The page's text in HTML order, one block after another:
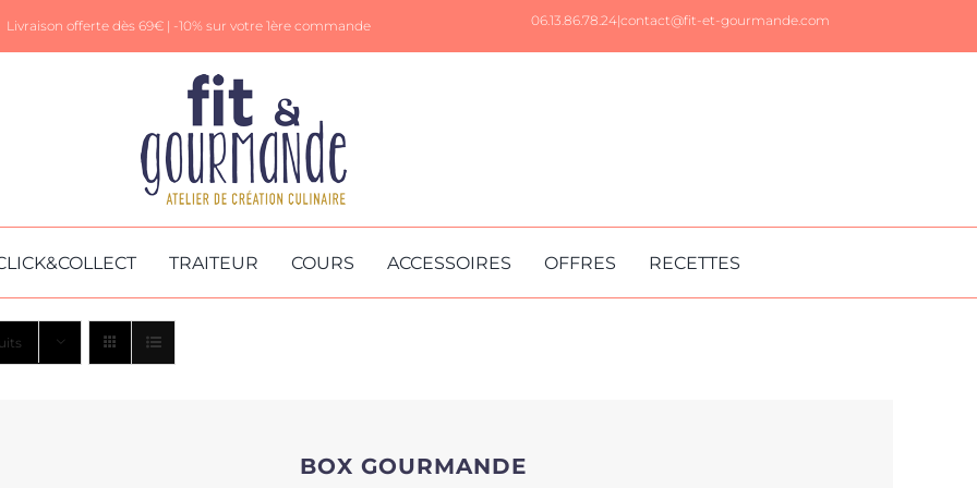
Livraison offerte dès 69€ | -10% sur votre 1ère commande 06.13.86.78.24|contact@fit-et-gourmande.com
TRAITEUR COURS ACCESSOIRES OFFRES RECETTES
BOX GOURMANDE